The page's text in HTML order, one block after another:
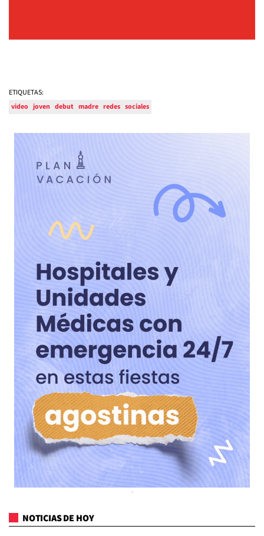
ETIQUETAS:
video joven debut madre redes sociales
NOTICIAS DE HOY